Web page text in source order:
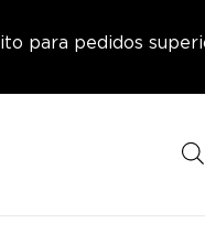
para pedidos